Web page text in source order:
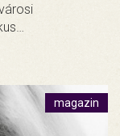
magazin